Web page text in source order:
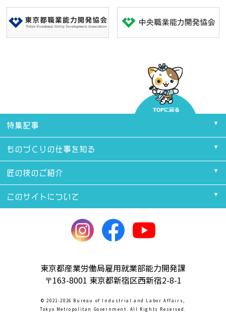
特集記事
ものづくりの仕事を知る
匠の技のご紹介
このサイトについて
東京都産業労働局雇用就業部能力開発課
〒163-8001 東京都新宿区西新宿2-8-1
© 2021-2026 Bureau of Industrial and Labor Affairs,
Tokyo Metropolitan Government. All Rights Reserved.